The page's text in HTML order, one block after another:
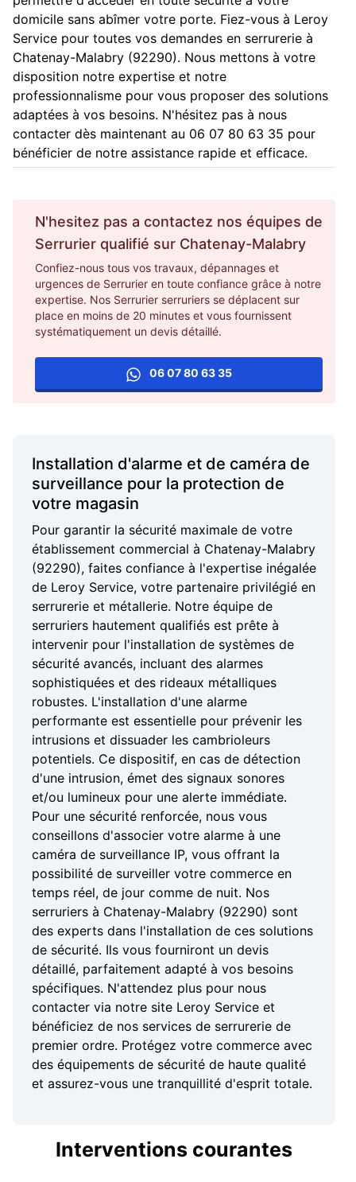
domicile sans abîmer votre porte. Fiez-vous à Leroy
Service pour toutes vos demandes en serrurerie à
Chatenay-Malabry (92290). Nous mettons à votre
disposition notre expertise et notre
professionnalisme pour vous proposer des solutions
adaptées à vos besoins. N'hésitez pas à nous
contacter dès maintenant au 06 07 80 63 35 pour
bénéficier de notre assistance rapide et efficace.
N'hesitez pas a contactez nos équipes de
Serrurier qualifié sur Chatenay-Malabry
Confiez-nous tous vos travaux, dépannages et
urgences de Serrurier en toute confiance grâce à notre
expertise. Nos Serrurier serruriers se déplacent sur
place en moins de 20 minutes et vous fournissent
systématiquement un devis détaillé.
06 07 80 63 35
Installation d'alarme et de caméra de
surveillance pour la protection de
votre magasin
Pour garantir la sécurité maximale de votre
établissement commercial à Chatenay-Malabry
(92290), faites confiance à l'expertise inégalée
de Leroy Service, votre partenaire privilégié en
serrurerie et métallerie. Notre équipe de
serruriers hautement qualifiés est prête à
intervenir pour l'installation de systèmes de
sécurité avancés, incluant des alarmes
sophistiquées et des rideaux métalliques
robustes. L'installation d'une alarme
performante est essentielle pour prévenir les
intrusions et dissuader les cambrioleurs
potentiels. Ce dispositif, en cas de détection
d'une intrusion, émet des signaux sonores
et/ou lumineux pour une alerte immédiate.
Pour une sécurité renforcée, nous vous
conseillons d'associer votre alarme à une
caméra de surveillance IP, vous offrant la
possibilité de surveiller votre commerce en
temps réel, de jour comme de nuit. Nos
serruriers à Chatenay-Malabry (92290) sont
des experts dans l'installation de ces solutions
de sécurité. Ils vous fourniront un devis
détaillé, parfaitement adapté à vos besoins
spécifiques. N'attendez plus pour nous
contacter via notre site Leroy Service et
bénéficiez de nos services de serrurerie de
premier ordre. Protégez votre commerce avec
des équipements de sécurité de haute qualité
et assurez-vous une tranquillité d'esprit totale.
Interventions courantes